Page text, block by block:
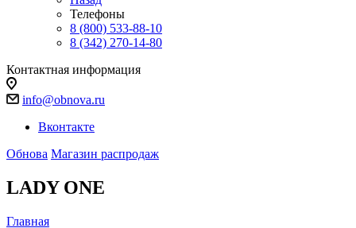
Телефоны
8 (800) 533-88-10
8 (342) 270-14-80
Контактная информация
info@obnova.ru
Вконтакте
Обнова Магазин распродаж
LADY ONE
Главная